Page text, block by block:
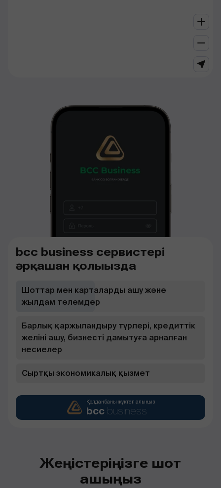
bcc business сервистері
әрқашан қолыңызда
Шоттар мен карталарды ашу және
жылдам төлемдер
Барлық қаржыландыру түрлері, кредиттік
желіні ашу, бизнесті дамытуға арналған
несиелер
Сыртқы экономикалық қызмет
Қолданбаны жүктеп алыңыз
bcc business
Жеңістеріңізге шот
ашыңыз